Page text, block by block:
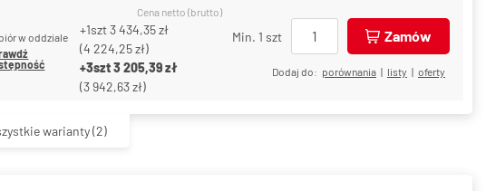
w oddziale
Cena netto (brutto)
+1szt3 434,35 zł
(4 224,25 zł)
+3szt3 205,39 zł
(3 942,63 zł)
Min. 1 szt Zamów
Dodaj do: porównania | listy | oferty
warianty(2)